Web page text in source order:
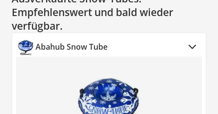
Empfehlenswert und bald wieder
verfügbar.
Abahub Snow Tube